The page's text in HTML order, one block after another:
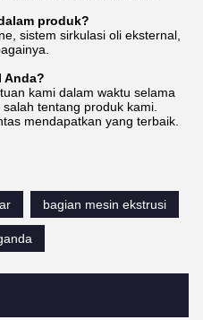
produk?
sistem sirkulasi oli eksternal,
Anda?
kami dalam waktu selama
tentang produk kami.
mendapatkan yang terbaik.
bagian mesin ekstrusi